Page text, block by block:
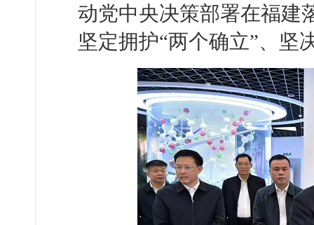
动党中央决策部署在福建
坚定拥护“两个确立”、坚